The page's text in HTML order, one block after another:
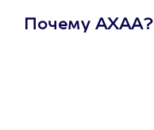
Почему АХАА?